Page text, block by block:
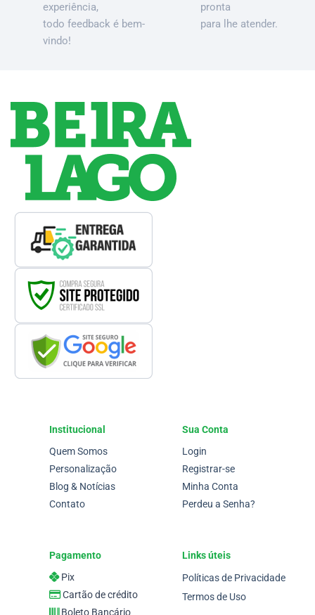
experiência,
todo feedback é bem-
vindo!
pronta
para lhe atender.
Institucional
Quem Somos
Personalização
Blog & Notícias
Contato
Sua Conta
Login
Registrar-se
Minha Conta
Perdeu a Senha?
Pagamento
Pix
Cartão de crédito
Links úteis
Políticas de Privacidade
Termos de Uso